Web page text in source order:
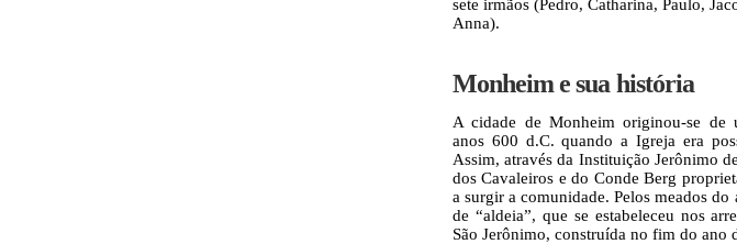
sete irmãos (Pedro, Catharina, Paulo,
Anna).
Monheim e sua história
A cidade de Monheim originou-se de
anos 600 d.C. quando a Igreja era
Assim, através da Instituição Jerônimo
dos Cavaleiros e do Conde Berg
a surgir a comunidade. Pelos meados
de “aldeia”, que se estabeleceu nos
São Jerônimo, construída no fim do ano